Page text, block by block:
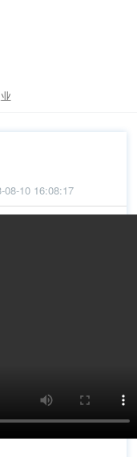
10 16:08:17